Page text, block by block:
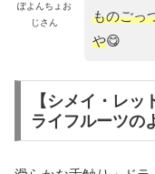
ぽよんちょお
じさん
ものごっ
や😋
【シメイ・レ
ライフルーツの